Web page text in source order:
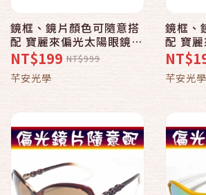
鏡框、鏡片顏色可隨意搭
配 寶麗來偏光太陽眼鏡
+UV400 抗藍光 青光眼、
黃斑部、白內障擋強光
724
NT$199 NT$999
芊安光學
鏡框、
配 寶麗來偏光太陽眼鏡
+UV400 抗藍光 青
黃斑部
1212
芊安光學